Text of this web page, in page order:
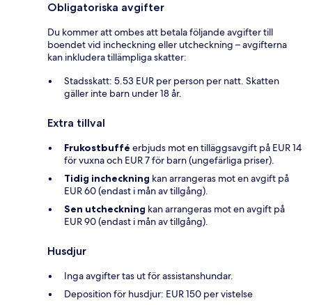
Obligatoriska avgifter
Du kommer att ombes att betala följande avgifter till
boendet vid incheckning eller utcheckning – avgifterna
kan inkludera tillämpliga skatter:
Stadsskatt: 5.53 EUR per person per natt. Skatten
gäller inte barn under 18 år.
Extra tillval
Frukostbuffé erbjuds mot en tilläggsavgift på EUR 14
för vuxna och EUR 7 för barn (ungefärliga priser).
Tidig incheckning kan arrangeras mot en avgift på
EUR 60 (endast i mån av tillgång).
Sen utcheckning kan arrangeras mot en avgift på
EUR 90 (endast i mån av tillgång).
Husdjur
Inga avgifter tas ut för assistanshundar.
Deposition för husdjur: EUR 150 per vistelse